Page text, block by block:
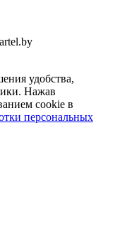
удобства,
Нажав
cookie в
персональных